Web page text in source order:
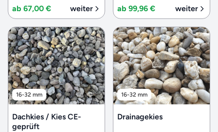
ab 67,00 € weiter ab 99,96 € weiter
16-32 mm
Dachkies / Kies CE-
geprüft
16-32 mm
Drainagekies